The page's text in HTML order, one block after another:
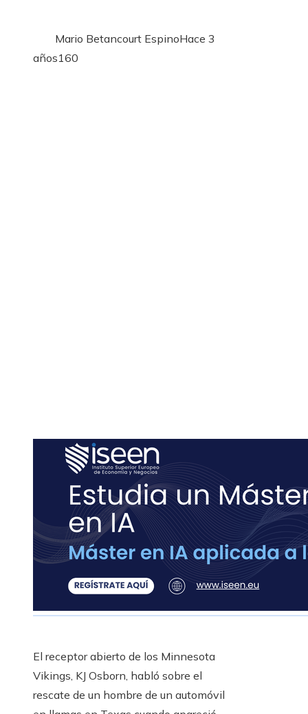
Mario Betancourt EspinoHace 3
años160
El receptor abierto de los Minnesota
Vikings, KJ Osborn, habló sobre el
rescate de un hombre de un automóvil